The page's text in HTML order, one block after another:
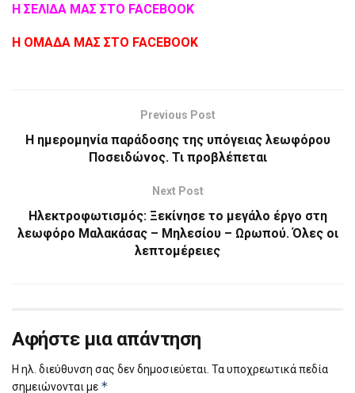
Η ΣΕΛΙΔΑ ΜΑΣ ΣΤΟ FACEBOOK
Η ΟΜΑΔΑ ΜΑΣ ΣΤΟ FACEBOOK
Previous Post
Η ημερομηνία παράδοσης της υπόγειας λεωφόρου
Ποσειδώνος. Τι προβλέπεται
Next Post
Ηλεκτροφωτισμός: Ξεκίνησε το μεγάλο έργο στη
λεωφόρο Μαλακάσας – Μηλεσίου – Ωρωπού. Όλες οι
λεπτομέρειες
Αφήστε μια απάντηση
Η ηλ. διεύθυνση σας δεν δημοσιεύεται. Τα υποχρεωτικά πεδία
σημειώνονται με *